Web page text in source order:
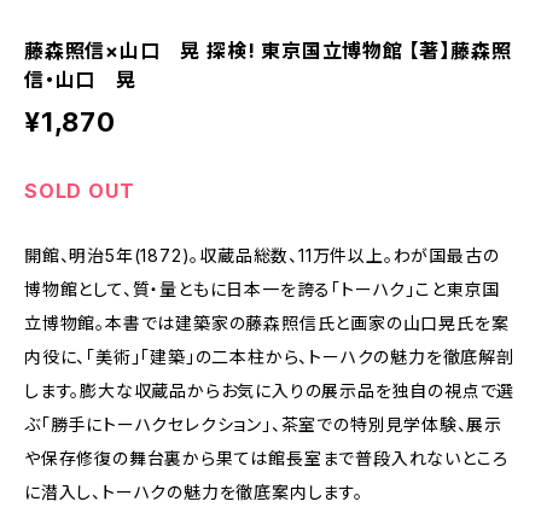
藤森照信×山口 晃 探検! 東京国立博物館 【著】藤森照
信・山口 晃
¥1,870
SOLD OUT
開館、明治5年(1872)。収蔵品総数、11万件以上。わが国最古の
博物館として、質・量ともに日本一を誇る「トーハク」こと東京国
立博物館。本書では建築家の藤森照信氏と画家の山口晃氏を案
内役に、「美術」「建築」の二本柱から、トーハクの魅力を徹底解剖
します。膨大な収蔵品からお気に入りの展示品を独自の視点で選
ぶ「勝手にトーハクセレクション」、茶室での特別見学体験、展示
や保存修復の舞台裏から果ては館長室まで普段入れないところ
に潜入し、トーハクの魅力を徹底案内します。